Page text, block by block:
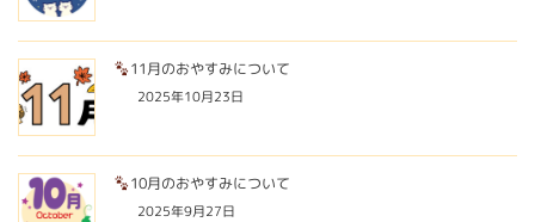
11月のおやすみについて
2025年10月23日
10月のおやすみについて
2025年9月27日